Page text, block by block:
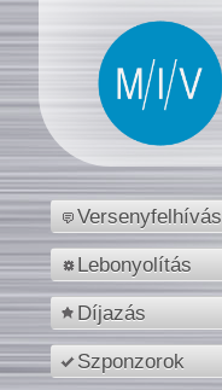
Versenyfelhívás
Lebonyolítás
Díjazás
Szponzorok